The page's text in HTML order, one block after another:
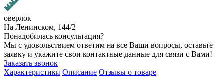
оверлок
На Ленинском, 144/2
Понадобилась консультация?
Мы с удовольствием ответим на все Ваши вопросы, оставьте
заявку и укажите свои контактные данные для связи с Вами!
Заказать звонок
Характеристики Описание Отзывы о товаре